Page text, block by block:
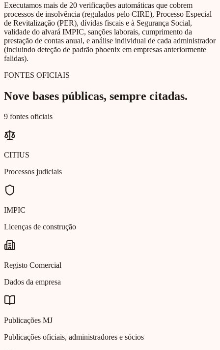
Executamos mais de 20 verificações automáticas que cobrem
processos de insolvência (regulados pelo CIRE), Processo Especial
de Revitalização (PER), dívidas fiscais e à Segurança Social,
validade do alvará IMPIC, sanções laborais, cumprimento da
prestação de contas anual, e análise individual de cada administrador
(incluindo deteção de padrão phoenix em empresas anteriormente
falidas).
FONTES OFICIAIS
Nove bases públicas, sempre citadas.
9 fontes oficiais
CITIUS
Processos judiciais
IMPIC
Licenças de construção
Registo Comercial
Dados da empresa
Publicações MJ
Publicações oficiais, administradores e sócios